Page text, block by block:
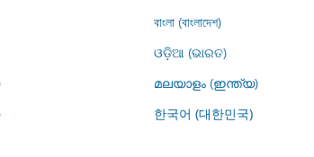
বাংলা (বাংলাদেশ)
ଓଡ଼ିଆ (ଭାରତ)
മലയാളം (ഇന്ത്യ)
한국어 (대한민국)